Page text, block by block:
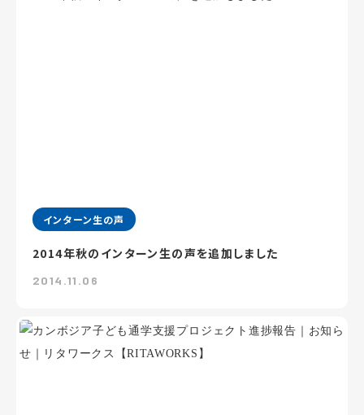
インターン生の声
2014年秋のインターン生の声を追加しました
2014.11.06